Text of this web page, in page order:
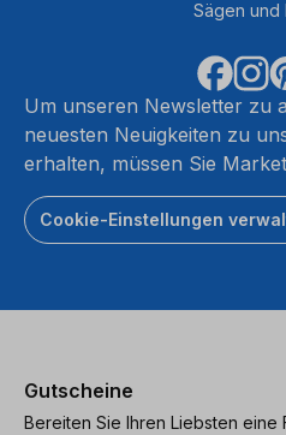
Sägen und
Um unseren Newsletter zu
neuesten Neuigkeiten zu
erhalten, müssen Sie
Cookie-Einstellungen
Gutscheine
Bereiten Sie Ihren Liebsten eine